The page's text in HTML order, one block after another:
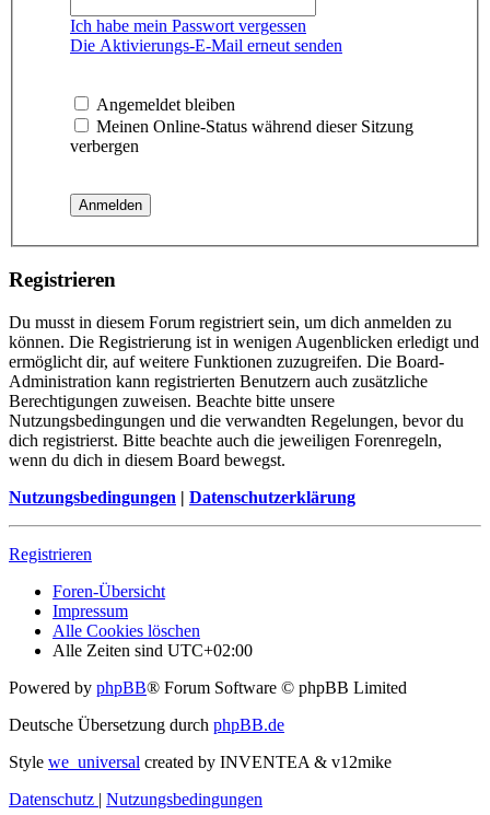
Ich habe mein Passwort vergessen
Die Aktivierungs-E-Mail erneut senden
Angemeldet bleiben
Meinen Online-Status während dieser Sitzung
verbergen
Registrieren
Du musst in diesem Forum registriert sein, um dich anmelden zu
können. Die Registrierung ist in wenigen Augenblicken erledigt und
ermöglicht dir, auf weitere Funktionen zuzugreifen. Die Board-
Administration kann registrierten Benutzern auch zusätzliche
Berechtigungen zuweisen. Beachte bitte unsere
Nutzungsbedingungen und die verwandten Regelungen, bevor du
dich registrierst. Bitte beachte auch die jeweiligen Forenregeln,
wenn du dich in diesem Board bewegst.
Nutzungsbedingungen | Datenschutzerklärung
Registrieren
Foren-Übersicht
Impressum
Alle Cookies löschen
Alle Zeiten sind UTC+02:00
Powered by phpBB® Forum Software © phpBB Limited
Deutsche Übersetzung durch phpBB.de
Style we_universal created by INVENTEA & v12mike
Datenschutz | Nutzungsbedingungen